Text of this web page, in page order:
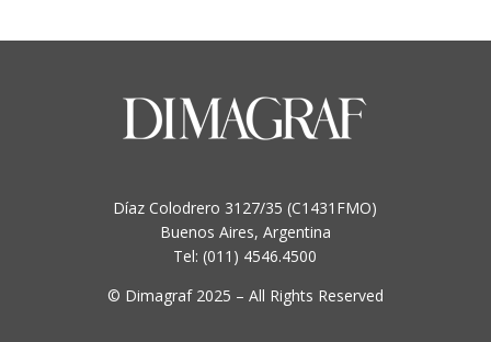
Díaz Colodrero 3127/35 (C1431FMO)
Buenos Aires, Argentina
Tel: (011) 4546.4500
© Dimagraf 2025 – All Rights Reserved